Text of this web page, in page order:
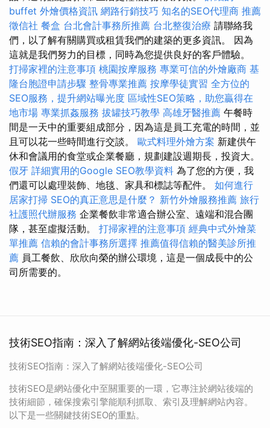
buffet 外燴價格資訊 網路行銷技巧 知名的SEO代理商 推薦
徵信社 餐盒 台北會計事務所推薦 台北整復治療 請聯絡我
們，以了解有關購買或租賃我們的建築的更多資訊。 因為
這就是我們努力的目標，同時為您提供良好的客戶體驗。
打掃家裡的注意事項 桃園按摩服務 專業可信的外燴廠商 基
隆台胞證申請步驟 整骨專業推薦 按摩學徒實習 全方位的
SEO服務，提升網站曝光度 區域性SEO策略，助您贏得在
地市場 專業抓姦服務 拔罐技巧教學 高雄牙醫推薦 午餐時
間是一天中的重要組成部分，因為這是員工充電的時間，並
且可以花一些時間進行交談。 歐式料理外燴方案 新建供午
休和會議用的食堂或企業餐廳，規劃建設週期長，投資大。
假牙 詳細實用的Google SEO教學資料 為了您的方便，我
們還可以處理裝飾、地毯、家具和標誌等配件。 如何進行
居家打掃 SEO的真正意思是什麼？ 新竹外燴服務推薦 旅行
社護照代辦服務 企業餐飲非常適合辦公室、遠端和混合團
隊，甚至虛擬活動。 打掃家裡的注意事項 經典中式外燴菜
單推薦 信賴的會計事務所選擇 推薦值得信賴的醫美診所推
薦 員工餐飲、欣欣向榮的辦公環境，這是一個成長中的公
司所需要的。
技術SEO指南：深入了解網站後端優化-SEO公司
技術SEO指南：深入了解網站後端優化-SEO公司
技術SEO是網站優化中至關重要的一環，它專注於網站後端的
技術細節，確保搜索引擎能順利抓取、索引及理解網站內容。
以下是一些關鍵技術SEO的重點。